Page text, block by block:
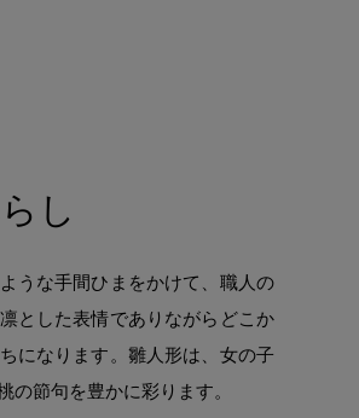
し
うな手間ひまをかけて、職人の
とした表情でありながらどこか
になります。雛人形は、女の子
の節句を豊かに彩ります。